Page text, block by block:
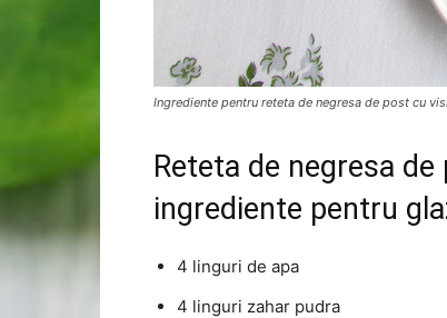
Ingrediente pentru reteta de negresa de post cu
Reteta de negresa
ingrediente pentru
4 linguri de apa
4 linguri zahar pudra